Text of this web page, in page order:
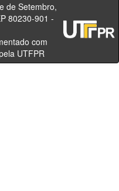
80230-901 -
- Brasil
com
UTFPR